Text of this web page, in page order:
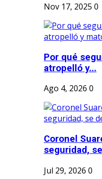
Nov 17, 2025 0
Por qué
atropelló y...
Ago 4, 2026 0
Coronel
seguridad,
Jul 29, 2026 0